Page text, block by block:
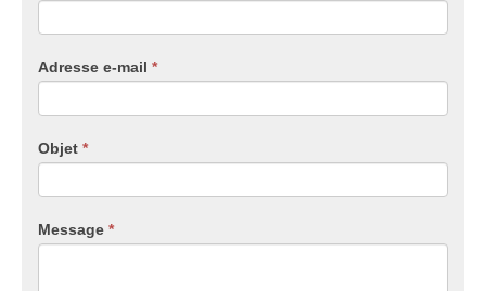
Adresse e-mail *
Objet *
Message *
vous
êtes
humain,
remplissez
ce